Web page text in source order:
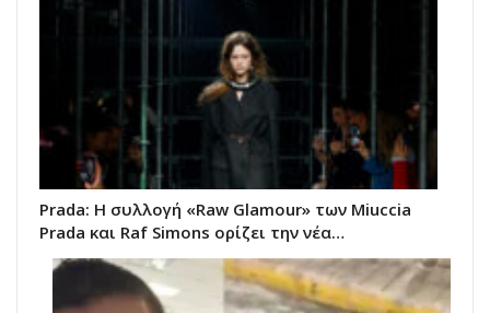
Prada: Η συλλογή «Raw Glamour» των Miuccia
Prada και Raf Simons ορίζει την νέα…